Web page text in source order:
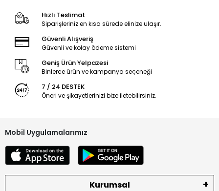
Hızlı Teslimat
Siparişleriniz en kısa sürede elinize ulaşır.
Güvenli Alışveriş
Güvenli ve kolay ödeme sistemi
Geniş Ürün Yelpazesi
Binlerce ürün ve kampanya seçeneği
7 / 24 DESTEK
Öneri ve şikayetlerinizi bize iletebilirsiniz.
Mobil Uygulamalarımız
Kurumsal